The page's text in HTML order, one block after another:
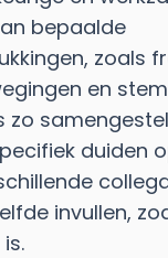
bepaalde
zoals
en
zo
duiden
invullen,